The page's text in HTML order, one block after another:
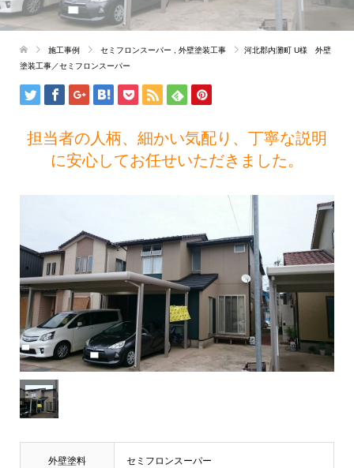
施工事例 セミフロンスーパー 外壁塗装工事
河北郡内灘町 U様 外壁
塗装工事／セミフロンスーパー
担当者の人柄、細かい気配り、丁寧な説明
に安心してお任せいただきました。
外壁塗料 セミフロンスーパー